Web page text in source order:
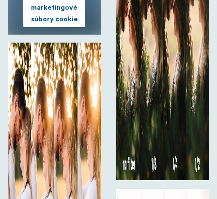
marketingové
súbory cookie